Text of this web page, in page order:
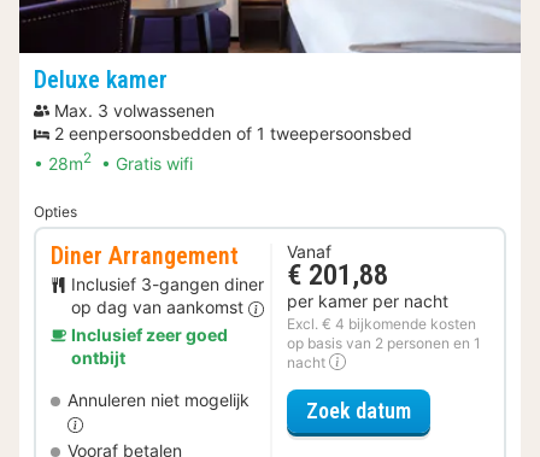
Deluxe kamer
Max. 3 volwassenen
2 eenpersoonsbedden of 1 tweepersoonsbed
28m2 Gratis wifi
Opties
Diner Arrangement
Inclusief 3-gangen diner
op dag van aankomst
Inclusief zeer goed
ontbijt
Annuleren niet mogelijk
Vooraf betalen
Vanaf
€ 201,88
per kamer per nacht
Excl. € 4 bijkomende kosten
op basis van 2 personen en 1
nacht
Zoek datumvoor Diner